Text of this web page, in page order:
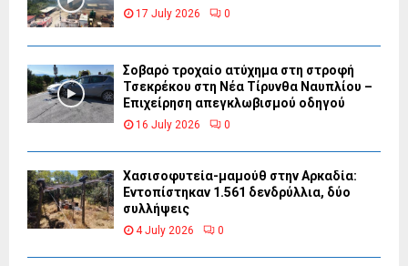
17 July 2026 0
Σοβαρό τροχαίο ατύχημα στη στροφή
Τσεκρέκου στη Νέα Τίρυνθα Ναυπλίου –
Επιχείρηση απεγκλωβισμού οδηγού
16 July 2026 0
Χασισοφυτεία-μαμούθ στην Αρκαδία:
Εντοπίστηκαν 1.561 δενδρύλλια, δύο
συλλήψεις
4 July 2026 0